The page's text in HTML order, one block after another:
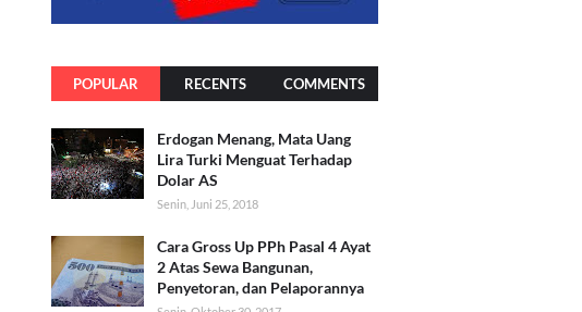
POPULAR RECENTS COMMENTS
Erdogan Menang, Mata Uang
Lira Turki Menguat Terhadap
Dolar AS
Senin, Juni 25, 2018
Cara Gross Up PPh Pasal 4 Ayat
2 Atas Sewa Bangunan,
Penyetoran, dan Pelaporannya